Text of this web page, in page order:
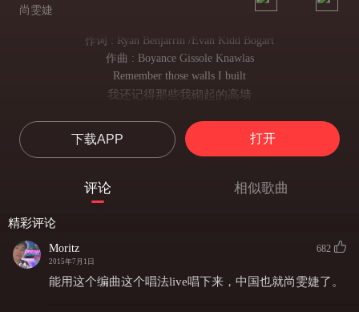
尚雯婕
作词 : Ryan Benjarrin /Evan Kidd Bogart
作曲 : Boyance Gissole Knawlas
Remember those walls I built
我还记得那些我砌起的高墙
亲爱的 看吧 现在它们都已倒塌
And they didn't even put up a fight
它们甚至没有反抗什么
Standing in the light of your halo
下载APP 打开
评论 相似歌曲
精彩评论
Moritz
2015年7月1日
682
能用这个编曲这个唱法live唱下来，中国也就尚雯婕了。